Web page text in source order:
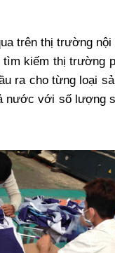
trên thị trường
kiếm thị trường
ra cho từng loại
nước với số lượng